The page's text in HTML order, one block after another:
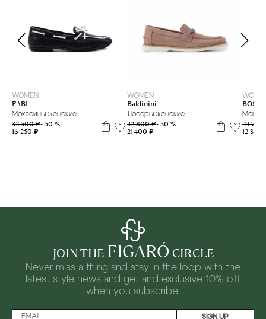
WOMEN
FABI
Мокасины женские
32 500 ₽- 50 %
16 250 ₽
WOMEN
Baldinini
Лоферы женские
42 800 ₽- 50 %
21 400 ₽
BOSS
24
12 350
JOIN THE FIGARÓ CIRCLE
Never miss a thing and stay in the loop with the
latest style news and get and exclusive 10% off
when you subscribe.
SIGN UP